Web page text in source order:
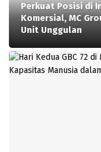
Perkuat Posisi di
Komersial, MC
Unit Unggulan